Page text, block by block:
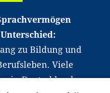
zu Bildung und
Viele
in Deutschland